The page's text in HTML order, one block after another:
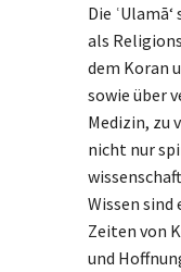
Die
als
dem Koran
sowie über
Medizin, zu
nicht nur
Wissen sind
Zeiten von
und